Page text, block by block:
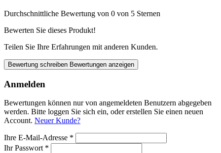
Durchschnittliche Bewertung von 0 von 5 Sternen
Bewerten Sie dieses Produkt!
Teilen Sie Ihre Erfahrungen mit anderen Kunden.
Bewertung schreiben Bewertungen anzeigen
Anmelden
Bewertungen können nur von angemeldeten Benutzern abgegeben
werden. Bitte loggen Sie sich ein, oder erstellen Sie einen neuen
Account. Neuer Kunde?
Ihre E-Mail-Adresse *
Ihr Passwort *